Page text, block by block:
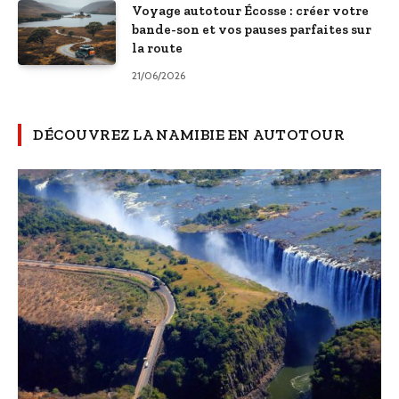
Voyage autotour Écosse : créer votre
bande-son et vos pauses parfaites sur
la route
21/06/2026
DÉCOUVREZ LA NAMIBIE EN AUTOTOUR